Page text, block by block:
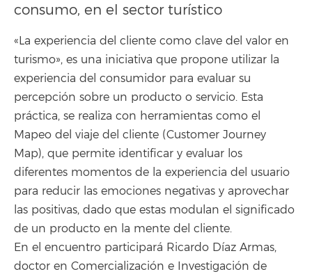
consumo, en el sector turístico
«La experiencia del cliente como clave del valor en
turismo», es una iniciativa que propone utilizar la
experiencia del consumidor para evaluar su
percepción sobre un producto o servicio. Esta
práctica, se realiza con herramientas como el
Mapeo del viaje del cliente (Customer Journey
Map), que permite identificar y evaluar los
diferentes momentos de la experiencia del usuario
para reducir las emociones negativas y aprovechar
las positivas, dado que estas modulan el significado
de un producto en la mente del cliente.
En el encuentro participará Ricardo Díaz Armas,
doctor en Comercialización e Investigación de